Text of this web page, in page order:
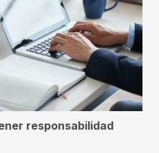
responsabilidad